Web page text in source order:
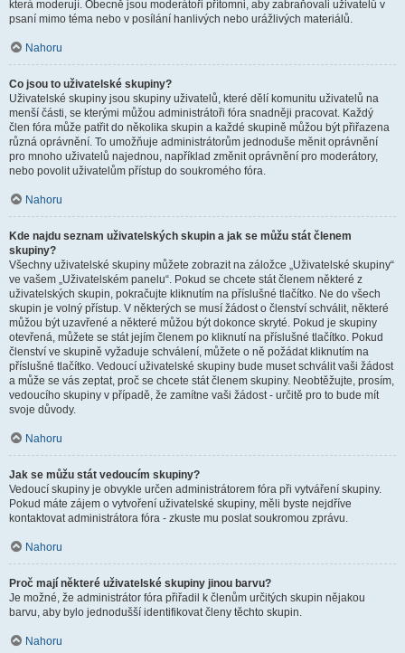
která moderují. Obecně jsou moderátoři přítomni, aby zabraňovali uživatelů v
psaní mimo téma nebo v posílání hanlivých nebo urážlivých materiálů.
Nahoru
Co jsou to uživatelské skupiny?
Uživatelské skupiny jsou skupiny uživatelů, které dělí komunitu uživatelů na
menší části, se kterými můžou administrátoři fóra snadněji pracovat. Každý
člen fóra může patřit do několika skupin a každé skupině můžou být přiřazena
různá oprávnění. To umožňuje administrátorům jednoduše měnit oprávnění
pro mnoho uživatelů najednou, například změnit oprávnění pro moderátory,
nebo povolit uživatelům přístup do soukromého fóra.
Nahoru
Kde najdu seznam uživatelských skupin a jak se můžu stát členem
skupiny?
Všechny uživatelské skupiny můžete zobrazit na záložce „Uživatelské skupiny“
ve vašem „Uživatelském panelu“. Pokud se chcete stát členem některé z
uživatelských skupin, pokračujte kliknutím na příslušné tlačítko. Ne do všech
skupin je volný přístup. V některých se musí žádost o členství schválit, některé
můžou být uzavřené a některé můžou být dokonce skryté. Pokud je skupiny
otevřená, můžete se stát jejím členem po kliknutí na příslušné tlačítko. Pokud
členství ve skupině vyžaduje schválení, můžete o ně požádat kliknutím na
příslušné tlačítko. Vedoucí uživatelské skupiny bude muset schválit vaši žádost
a může se vás zeptat, proč se chcete stát členem skupiny. Neobtěžujte, prosím,
vedoucího skupiny v případě, že zamítne vaši žádost - určitě pro to bude mít
svoje důvody.
Nahoru
Jak se můžu stát vedoucím skupiny?
Vedoucí skupiny je obvykle určen administrátorem fóra při vytváření skupiny.
Pokud máte zájem o vytvoření uživatelské skupiny, měli byste nejdříve
kontaktovat administrátora fóra - zkuste mu poslat soukromou zprávu.
Nahoru
Proč mají některé uživatelské skupiny jinou barvu?
Je možné, že administrátor fóra přiřadil k členům určitých skupin nějakou
barvu, aby bylo jednodušší identifikovat členy těchto skupin.
Nahoru